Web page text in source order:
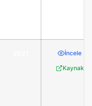
İncele
Kaynak